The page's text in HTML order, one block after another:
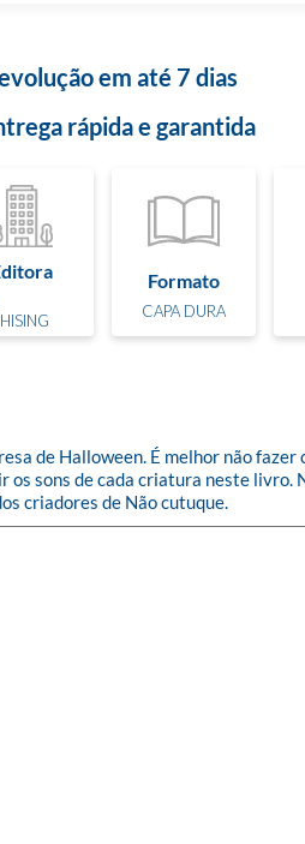
em até 7 dias
rápida e garantida
Formato
CAPA DURA
de Halloween. É melhor não
sons de cada criatura neste livro.
criadores de Não cutuque.